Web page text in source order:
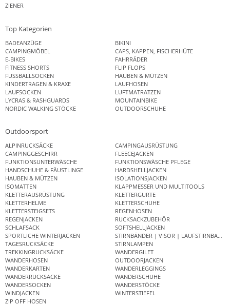
ZIENER
Top Kategorien
BADEANZÜGE
BIKINI
CAMPINGMÖBEL
CAPS, KAPPEN, FISCHERHÜTE
E-BIKES
FAHRRÄDER
FITNESS SHORTS
FLIP FLOPS
FUSSBALLSOCKEN
HAUBEN & MÜTZEN
KINDERTRAGEN & KRAXE
LAUFHOSEN
LAUFSOCKEN
LUFTMATRATZEN
LYCRAS & RASHGUARDS
MOUNTAINBIKE
NORDIC WALKING STÖCKE
OUTDOORSCHUHE
Outdoorsport
ALPINRUCKSÄCKE
CAMPINGAUSRÜSTUNG
CAMPINGGESCHIRR
FLEECEJACKEN
FUNKTIONSUNTERWÄSCHE
FUNKTIONSWÄSCHE PFLEGE
HANDSCHUHE & FÄUSTLINGE
HARDSHELLJACKEN
HAUBEN & MÜTZEN
ISOLATIONSJACKEN
ISOMATTEN
KLAPPMESSER UND MULTITOOLS
KLETTERAUSRÜSTUNG
KLETTERGURTE
KLETTERHELME
KLETTERSCHUHE
KLETTERSTEIGSETS
REGENHOSEN
REGENJACKEN
RUCKSACKZUBEHÖR
SCHLAFSACK
SOFTSHELLJACKEN
SPORTLICHE WINTERJACKEN
STIRNBÄNDER | VISOR | LAUFSTIRNBAND
TAGESRUCKSÄCKE
STIRNLAMPEN
TREKKINGRUCKSÄCKE
WANDERGILET
WANDERHOSEN
OUTDOORJACKEN
WANDERKARTEN
WANDERLEGGINGS
WANDERRUCKSÄCKE
WANDERSCHUHE
WANDERSOCKEN
WANDERSTÖCKE
WINDJACKEN
WINTERSTIEFEL
ZIP OFF HOSEN